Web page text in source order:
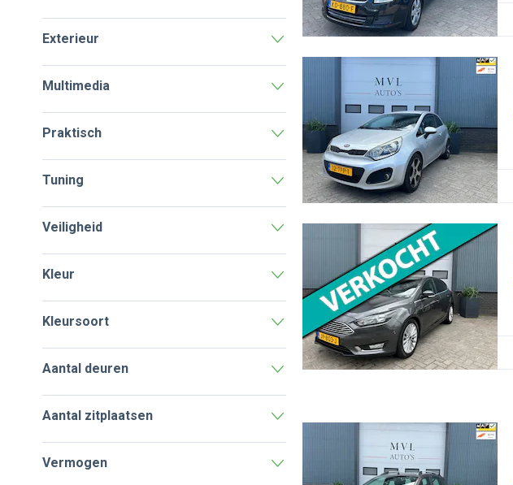
Exterieur
Multimedia
Praktisch
Tuning
Veiligheid
Kleur
Kleursoort
Aantal deuren
Aantal zitplaatsen
Vermogen